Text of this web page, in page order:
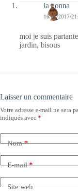
la nonna
16/03/2017/
moi je suis
jardin, bisous
Laisser un commentaire
Votre adresse e-mail ne sera
indiqués avec *
Nom*
E-mail*
Site web